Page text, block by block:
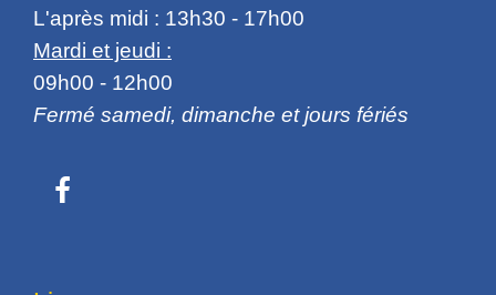
L'après midi : 13h30 - 17h00
Mardi et jeudi :
09h00 - 12h00
Fermé samedi, dimanche et jours fériés